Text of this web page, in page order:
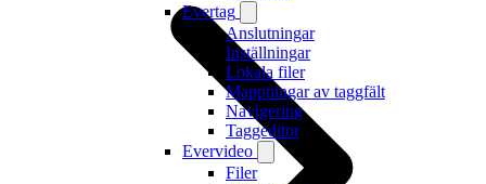
Evertag
Anslutningar
Inställningar
Lokala filer
Mappningar av taggfält
Navigering
Taggeditor
Evervideo
Filer